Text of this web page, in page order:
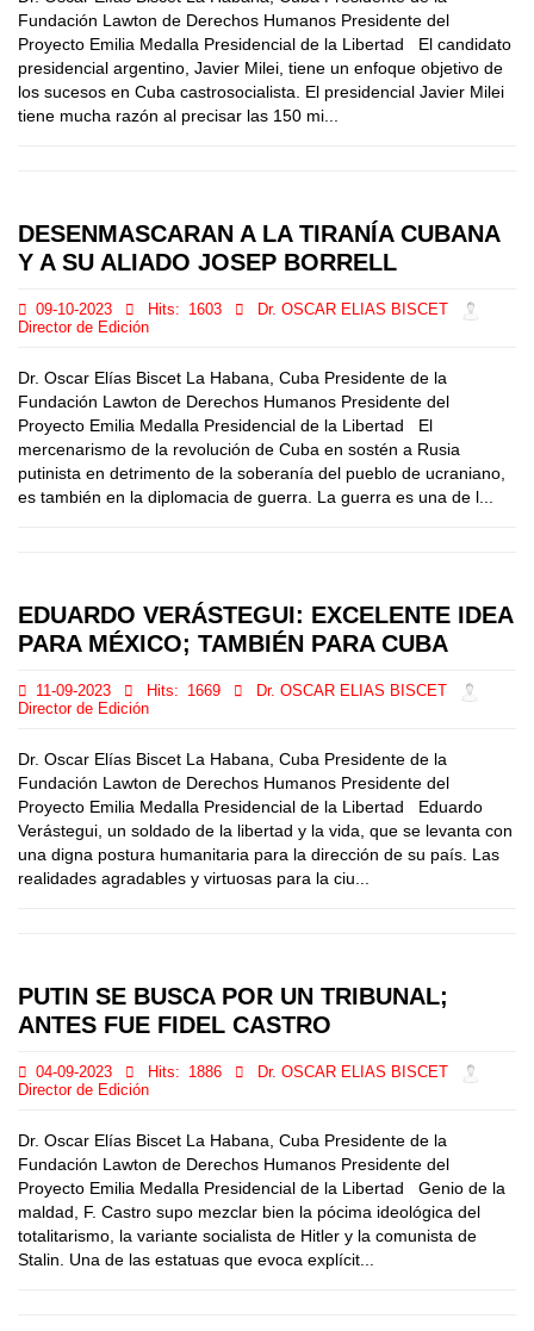
Fundación Lawton de Derechos Humanos Presidente del
Proyecto Emilia Medalla Presidencial de la Libertad El candidato
presidencial argentino, Javier Milei, tiene un enfoque objetivo de
los sucesos en Cuba castrosocialista. El presidencial Javier Milei
tiene mucha razón al precisar las 150 mi...
DESENMASCARAN A LA TIRANÍA CUBANA
Y A SU ALIADO JOSEP BORRELL
09-10-2023 Hits: 1603
Dr. OSCAR ELIAS BISCET
Director de Edición
Dr. Oscar Elías Biscet La Habana, Cuba Presidente de la
Fundación Lawton de Derechos Humanos Presidente del
Proyecto Emilia Medalla Presidencial de la Libertad El
mercenarismo de la revolución de Cuba en sostén a Rusia
putinista en detrimento de la soberanía del pueblo de ucraniano,
es también en la diplomacia de guerra. La guerra es una de l...
EDUARDO VERÁSTEGUI: EXCELENTE IDEA
PARA MÉXICO; TAMBIÉN PARA CUBA
11-09-2023 Hits: 1669
Dr. OSCAR ELIAS BISCET
Director de Edición
Dr. Oscar Elías Biscet La Habana, Cuba Presidente de la
Fundación Lawton de Derechos Humanos Presidente del
Proyecto Emilia Medalla Presidencial de la Libertad Eduardo
Verástegui, un soldado de la libertad y la vida, que se levanta con
una digna postura humanitaria para la dirección de su país. Las
realidades agradables y virtuosas para la ciu...
PUTIN SE BUSCA POR UN TRIBUNAL;
ANTES FUE FIDEL CASTRO
04-09-2023 Hits: 1886
Dr. OSCAR ELIAS BISCET
Director de Edición
Dr. Oscar Elías Biscet La Habana, Cuba Presidente de la
Fundación Lawton de Derechos Humanos Presidente del
Proyecto Emilia Medalla Presidencial de la Libertad Genio de la
maldad, F. Castro supo mezclar bien la pócima ideológica del
totalitarismo, la variante socialista de Hitler y la comunista de
Stalin. Una de las estatuas que evoca explícit...